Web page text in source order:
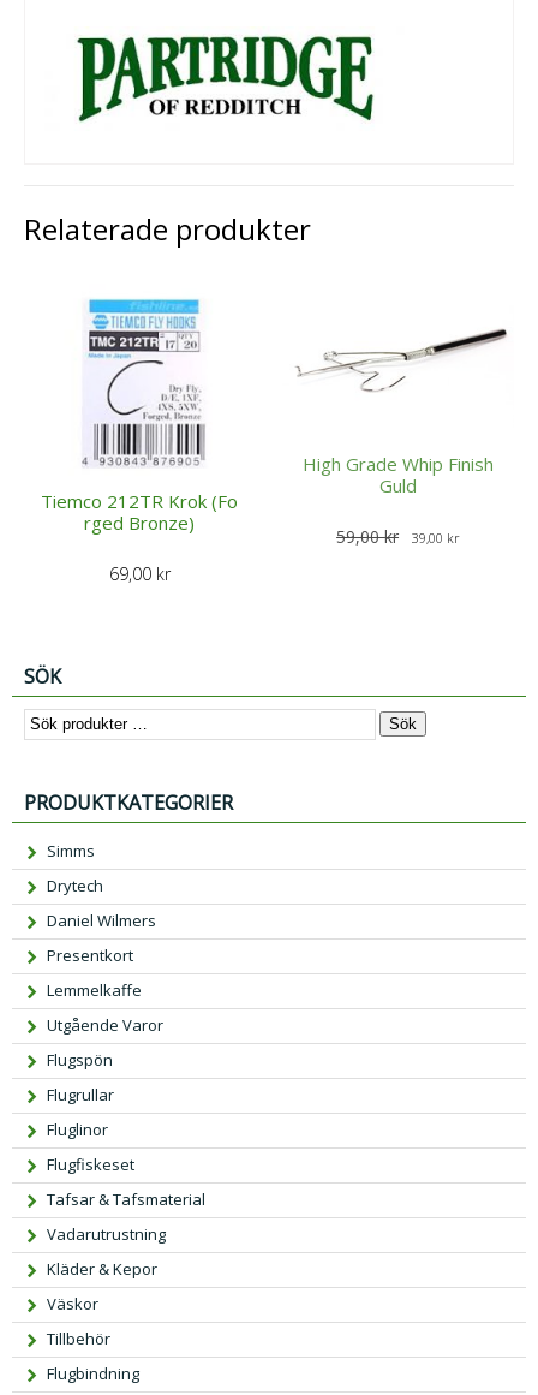
Relaterade produkter
Tiemco 212TR Krok (Fo
rged Bronze)
69,00 kr
High Grade Whip Finish
Guld
59,00kr D
p
r
g
g
a
p
e
t
9,
0
39,00 krD
d
r
i
s
r:
3
SÖK
Sök
PRODUKTKATEGORIER
Simms
Drytech
Daniel Wilmers
Presentkort
Lemmelkaffe
Utgående Varor
Flugspön
Flugrullar
Fluglinor
Flugfiskeset
Tafsar & Tafsmaterial
Vadarutrustning
Kläder & Kepor
Väskor
Tillbehör
Flugbindning